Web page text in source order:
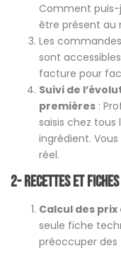
Comment
être présent au
Les
sont
facture pour
Suivi de
premières :
saisis chez
ingrédient.
réel.
2- Recettes et
Calcul des
seule fiche
préoccuper des